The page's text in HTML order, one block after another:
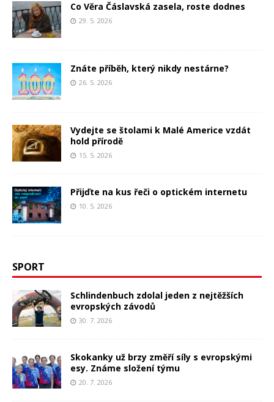
Co Věra Čáslavská zasela, roste dodnes
29. 5. 2026
Znáte příběh, který nikdy nestárne?
26. 5. 2026
Vydejte se štolami k Malé Americe vzdát
hold přírodě
15. 5. 2026
Přijďte na kus řeči o optickém internetu
10. 5. 2026
SPORT
Schlindenbuch zdolal jeden z nejtěžších
evropských závodů
30. 7. 2026
Skokanky už brzy změří síly s evropskými
esy. Známe složení týmu
20. 7. 2026